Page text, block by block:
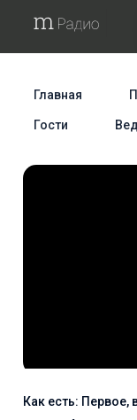
Главная
Гости
Как есть: Первое,